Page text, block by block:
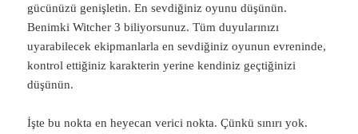
gücünüzü genişletin. En sevdiğiniz oyunu düşünün.
Benimki Witcher 3 biliyorsunuz. Tüm duyularınızı
uyarabilecek ekipmanlarla en sevdiğiniz oyunun evreninde,
kontrol ettiğiniz karakterin yerine kendiniz geçtiğinizi
düşünün.
İşte bu nokta en heyecan verici nokta. Çünkü sınırı yok.